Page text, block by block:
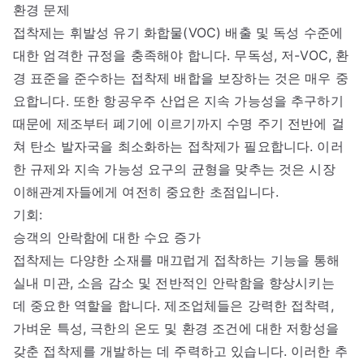
환경 문제
접착제는 휘발성 유기 화합물(VOC) 배출 및 독성 수준에
대한 엄격한 규정을 충족해야 합니다. 무독성, 저-VOC, 환
경 표준을 준수하는 접착제 배합을 보장하는 것은 매우 중
요합니다. 또한 항공우주 산업은 지속 가능성을 추구하기
때문에 제조부터 폐기에 이르기까지 수명 주기 전반에 걸
쳐 탄소 발자국을 최소화하는 접착제가 필요합니다. 이러
한 규제와 지속 가능성 요구의 균형을 맞추는 것은 시장
이해관계자들에게 여전히 중요한 초점입니다.
기회:
승객의 안락함에 대한 수요 증가
접착제는 다양한 소재를 매끄럽게 접착하는 기능을 통해
실내 미관, 소음 감소 및 전반적인 안락함을 향상시키는
데 중요한 역할을 합니다. 제조업체들은 강력한 접착력,
가벼운 특성, 극한의 온도 및 환경 조건에 대한 저항성을
갖춘 접착제를 개발하는 데 주력하고 있습니다. 이러한 추